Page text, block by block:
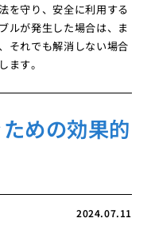
を守り、安全に利用する
ルが発生した場合は、ま
それでも解消しない場合
ます。
めの効果的
2024.07.11